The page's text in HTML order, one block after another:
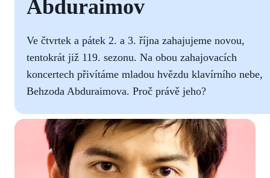
Abduraimov
Ve čtvrtek a pátek 2. a 3. října zahajujeme novou,
tentokrát již 119. sezonu. Na obou zahajovacích
koncertech přivítáme mladou hvězdu klavírního nebe,
Behzoda Abduraimova. Proč právě jeho?